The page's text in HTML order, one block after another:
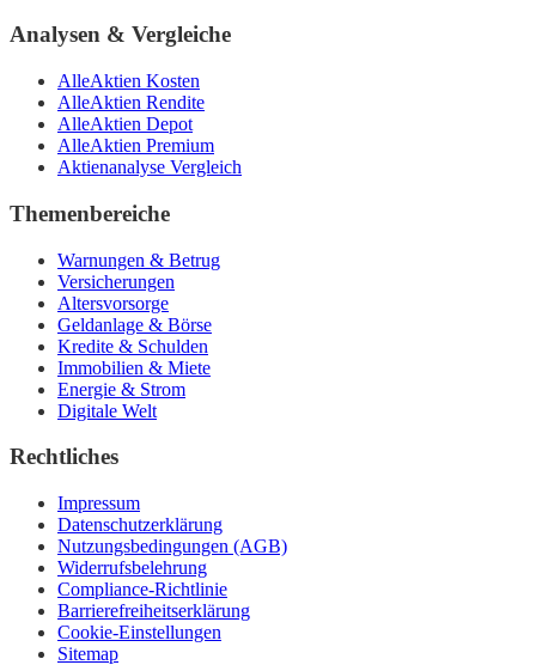
Analysen & Vergleiche
AlleAktien Kosten
AlleAktien Rendite
AlleAktien Depot
AlleAktien Premium
Aktienanalyse Vergleich
Themenbereiche
Warnungen & Betrug
Versicherungen
Altersvorsorge
Geldanlage & Börse
Kredite & Schulden
Immobilien & Miete
Energie & Strom
Digitale Welt
Rechtliches
Impressum
Datenschutzerklärung
Nutzungsbedingungen (AGB)
Widerrufsbelehrung
Compliance-Richtlinie
Barrierefreiheitserklärung
Cookie-Einstellungen
Sitemap